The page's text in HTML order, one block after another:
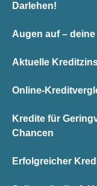
Darlehen!
Augen auf –
Aktuelle
Online-
Kredite für
Chancen
Erfolgreicher